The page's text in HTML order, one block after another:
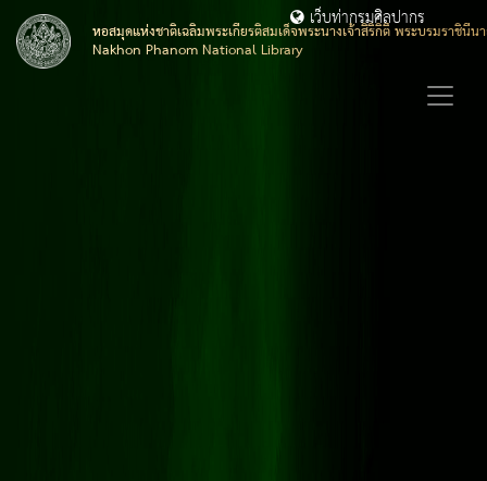
หอสมุดแห่งชาติเฉลิมพระเกียรติสมเด็จพระนางเจ้าสิริกิติ์ พระบรมราชินี
Nakhon Phanom National Library
เว็บท่ากรมศิลปากร